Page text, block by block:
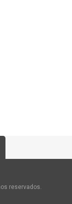
reservados.